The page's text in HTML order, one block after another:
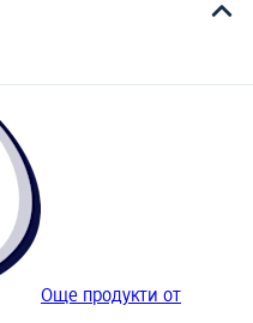
Още продукти от